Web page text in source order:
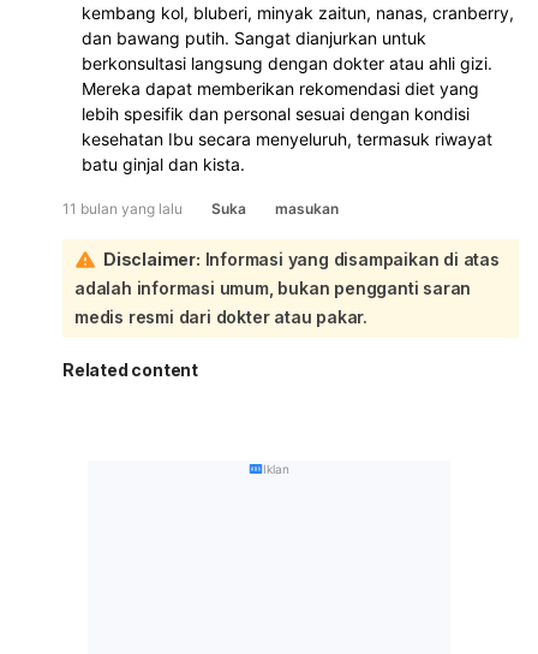
kembang kol, bluberi, minyak zaitun, nanas, cranberry,
dan bawang putih. Sangat dianjurkan untuk
berkonsultasi langsung dengan dokter atau ahli gizi.
Mereka dapat memberikan rekomendasi diet yang
lebih spesifik dan personal sesuai dengan kondisi
kesehatan Ibu secara menyeluruh, termasuk riwayat
batu ginjal dan kista.
11 bulan yang lalu Suka masukan
Disclaimer: Informasi yang disampaikan di atas
adalah informasi umum, bukan pengganti saran
medis resmi dari dokter atau pakar.
Related content
Iklan